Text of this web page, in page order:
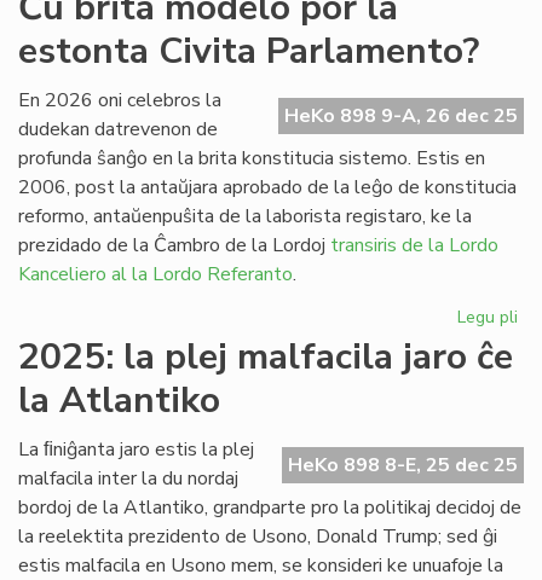
la
estonta Civita Parlamento?
HeKo 898 9-A, 26 dec 25
En 2026 oni celebros la
dudekan datrevenon de
profunda ŝanĝo en la brita konstitucia sistemo. Estis en
2006, post la antaŭjara aprobado de la leĝo de konstitucia
reformo, antaŭenpuŝita de la laborista registaro, ke la
prezidado de la Ĉambro de la Lordoj transiris de la Lordo
Kanceliero al la Lordo Referanto.
Legu pli
la
2025: la plej malfacila jaro ĉe
la Atlantiko
HeKo 898 8-E, 25 dec 25
La ﬁniĝanta jaro estis la plej
malfacila inter la du nordaj
bordoj de la Atlantiko, grandparte pro la politikaj decidoj de
la reelektita prezidento de Usono, Donald Trump; sed ĝi
estis malfacila en Usono mem, se konsideri ke unuafoje la